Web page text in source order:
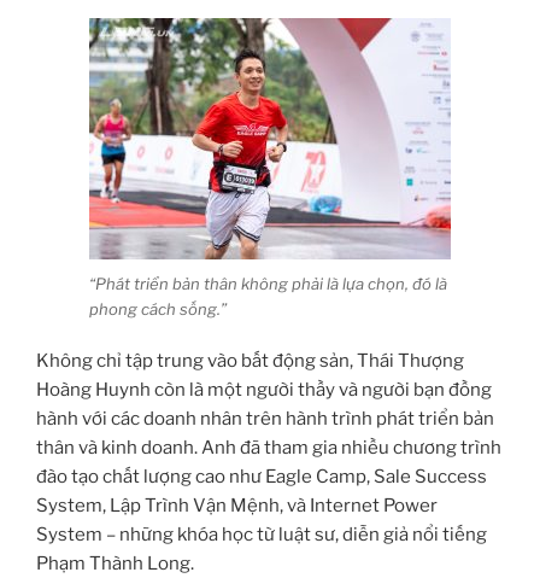
“Phát triển bản thân không phải là lựa chọn, đó là
phong cách sống.”
Không chỉ tập trung vào bất động sản, Thái Thượng
Hoàng Huynh còn là một người thầy và người bạn đồng
hành với các doanh nhân trên hành trình phát triển bản
thân và kinh doanh. Anh đã tham gia nhiều chương trình
đào tạo chất lượng cao như Eagle Camp, Sale Success
System, Lập Trình Vận Mệnh, và Internet Power
System – những khóa học từ luật sư, diễn giả nổi tiếng
Phạm Thành Long.